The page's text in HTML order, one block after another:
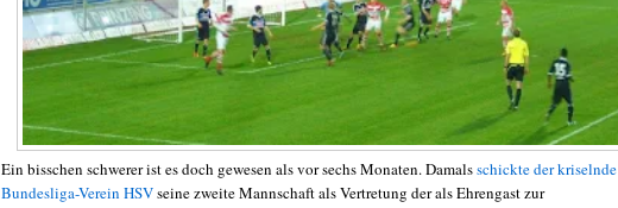
Ein bisschen schwerer ist es doch gewesen als vor sechs Monaten. Damalsschickte der kriselnde
Bundesliga-Verein HSVseine zweite Mannschaft als Vertretung der als Ehrengast zur